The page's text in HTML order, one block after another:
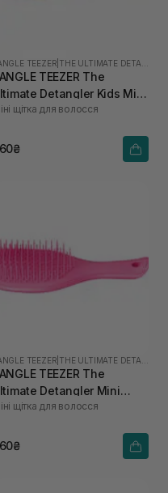
TEEZER
TEEZER The
Detangler Kids Mini
Punch
щітка для волосся
TEEZER
TEEZER The
Detangler Mini
Pink
щітка для волосся